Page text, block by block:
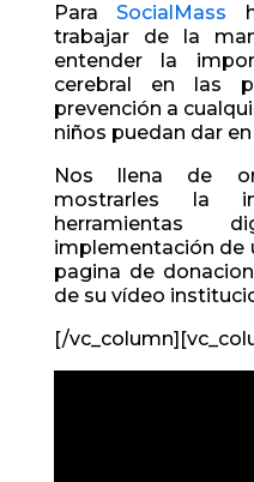
ParaSocialMass
trabajar de la
entender la
cerebral en las
prevención a
niños puedan dar
Nos llena de
mostrarles la
herramientas
implementación de
pagina de
de su vídeo
[/